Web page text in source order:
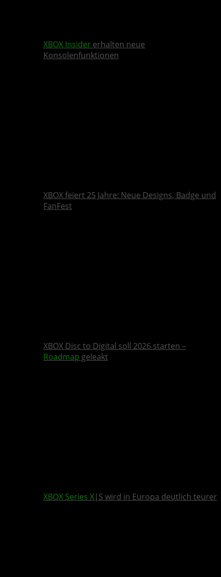
XBOX Insider erhalten neue
Konsolenfunktionen
XBOX feiert 25 Jahre: Neue Designs, Badge und
FanFest
XBOX Disc to Digital soll 2026 starten –
Roadmap geleakt
XBOX Series X|S wird in Europa deutlich teurer